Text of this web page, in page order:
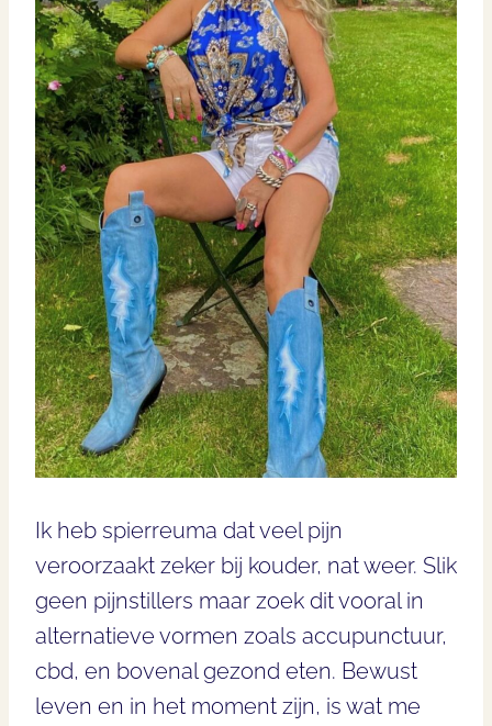
Ik heb spierreuma dat veel pijn
veroorzaakt zeker bij kouder, nat weer. Slik
geen pijnstillers maar zoek dit vooral in
alternatieve vormen zoals accupunctuur,
cbd, en bovenal gezond eten. Bewust
leven en in het moment zijn, is wat me